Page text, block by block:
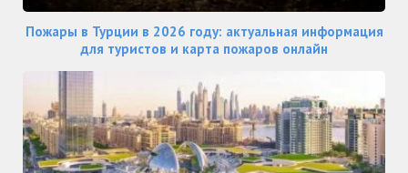
Пожары в Турции в 2026 году: актуальная информация
для туристов и карта пожаров онлайн